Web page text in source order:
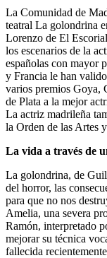
La Comunidad de
teatral La golondrina
Lorenzo de El
los escenarios de la
españolas con mayor
y Francia le han
varios premios Goya,
de Plata a la mejor
La actriz madrileña
la Orden de las Artes
La vida a través de
La golondrina, de
del horror, las
para que no nos
Amelia, una severa
Ramón, interpretado
mejorar su técnica
fallecida